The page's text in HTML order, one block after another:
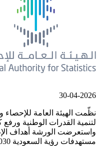
30-04-2026
نظّمت الهيئة العامة
لتنمية القدرات الوطنية ورفع
واستعرضت الورشة أهداف